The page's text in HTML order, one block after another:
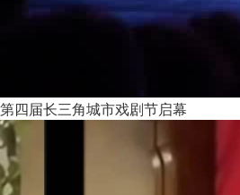
第四届长三角城市戏剧节启幕